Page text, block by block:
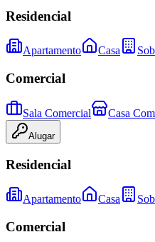
Residencial
Apartamento Casa
Comercial
Sala Comercial Casa
Alugar
Residencial
Apartamento Casa
Comercial